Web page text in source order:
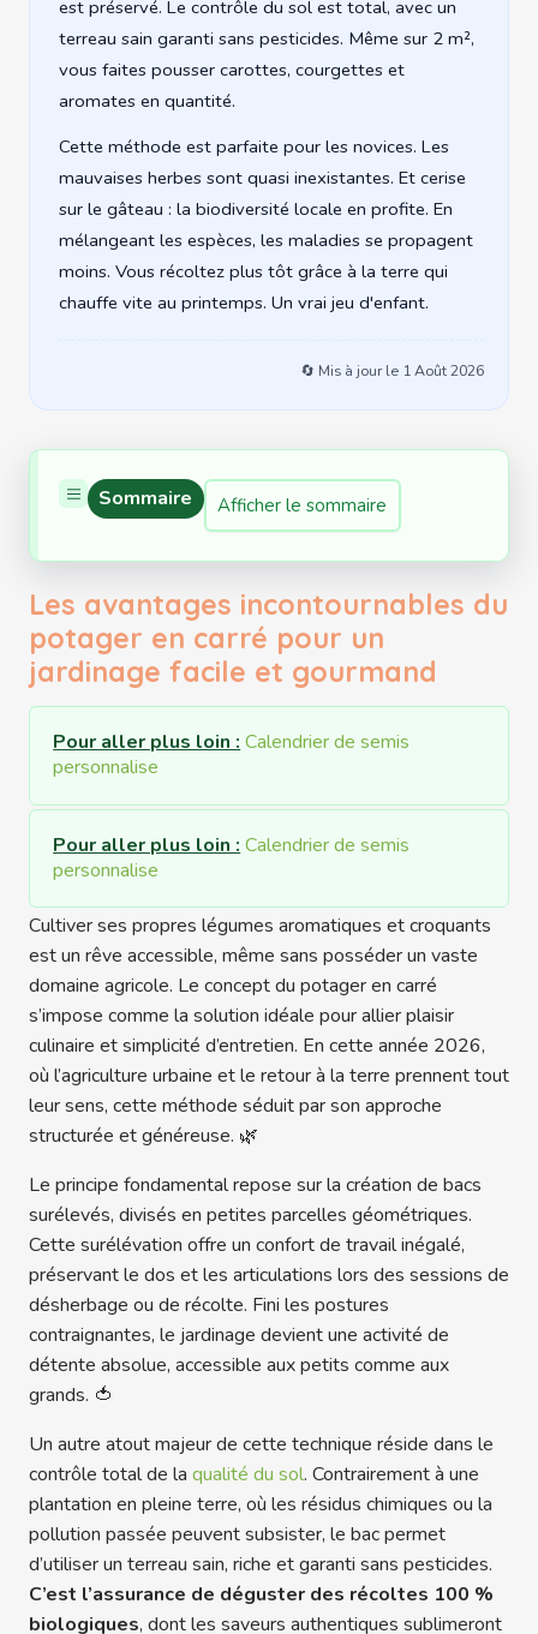
est préservé. Le contrôle du sol est total, avec un
terreau sain garanti sans pesticides. Même sur 2 m²,
vous faites pousser carottes, courgettes et
aromates en quantité.
Cette méthode est parfaite pour les novices. Les
mauvaises herbes sont quasi inexistantes. Et cerise
sur le gâteau : la biodiversité locale en profite. En
mélangeant les espèces, les maladies se propagent
moins. Vous récoltez plus tôt grâce à la terre qui
chauffe vite au printemps. Un vrai jeu d'enfant.
🔄 Mis à jour le 1 Août 2026
Sommaire Afficher le sommaire
Les avantages incontournables du
potager en carré pour un
jardinage facile et gourmand
Pour aller plus loin :Calendrier de semis
personnalise
Pour aller plus loin : Calendrier de semis
personnalise
Cultiver ses propres légumes aromatiques et croquants
est un rêve accessible, même sans posséder un vaste
domaine agricole. Le concept du potager en carré
s’impose comme la solution idéale pour allier plaisir
culinaire et simplicité d’entretien. En cette année 2026,
où l’agriculture urbaine et le retour à la terre prennent tout
leur sens, cette méthode séduit par son approche
structurée et généreuse. 🌿
Le principe fondamental repose sur la création de bacs
surélevés, divisés en petites parcelles géométriques.
Cette surélévation offre un confort de travail inégalé,
préservant le dos et les articulations lors des sessions de
désherbage ou de récolte. Fini les postures
contraignantes, le jardinage devient une activité de
détente absolue, accessible aux petits comme aux
grands. 🍅
Un autre atout majeur de cette technique réside dans le
contrôle total de la qualité du sol. Contrairement à une
plantation en pleine terre, où les résidus chimiques ou la
pollution passée peuvent subsister, le bac permet
d’utiliser un terreau sain, riche et garanti sans pesticides.
C’est l’assurance de déguster des récoltes 100 %
biologiques, dont les saveurs authentiques sublimeront